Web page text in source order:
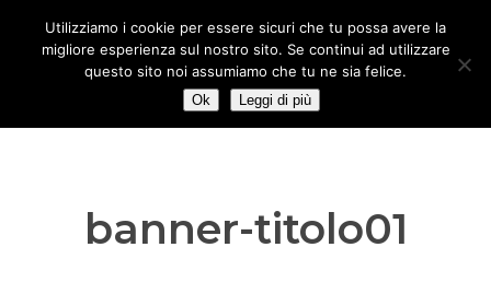
banner-titolo01
Utilizziamo i cookie per essere sicuri che tu possa avere la
migliore esperienza sul nostro sito. Se continui ad utilizzare
questo sito noi assumiamo che tu ne sia felice.
Ok Leggi di più